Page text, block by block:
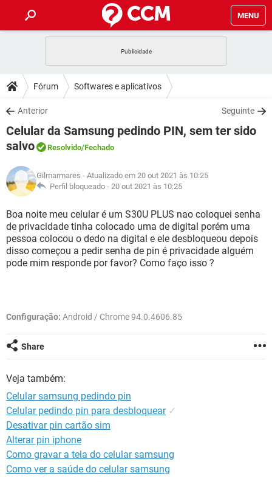
MENU
CELULAR FACEBOOK
OUTLOOK
INSTAGRAM GMAIL
GUIA DE COMPRAS
DICAS
JOGOS WHATSAPP
OUTLOOK
GUIA DE COMPRAS
DOWNLOADS
JOGOS WHATSAPP
CELULAR
OUTLOOK EXCEL
INSTAGRAM
GUIA DE COMPRAS
FÓRUM
CELULAR FACEBOOK
INSTAGRAM GMAIL
GUIA DE COMPRAS
GLOSSÁRIO
JOGOS
CELULAR FACEBOOK
OUTLOOK EXCEL
INSTAGRAM GMAIL
Fórum Softwares e aplicativos
Anterior Seguinte
Celular da Samsung pedindo PIN, sem ter sido
salvo
Resolvido/Fechado
Gilmarmares - Atualizado em 20 out 2021 às 10:25
Perfil bloqueado - 20 out 2021 às 10:25
Boa noite meu celular é um S30U PLUS nao coloquei senha
de privacidade tinha colocado uma de digital porém uma
pessoa colocou o dedo na digital e ele desbloqueou depois
disso começou a pedir senha de pin é privacidade alguém
pode mim responde por favor? Como faço isso ?
Configuração: Android / Chrome 94.0.4606.85
Share
Veja também:
Celular samsung pedindo pin
Celular pedindo pin para desbloquear ✓
Desativar pin cartão sim
Alterar pin iphone
Como gravar a tela do celular samsung
Como ver a saúde do celular samsung